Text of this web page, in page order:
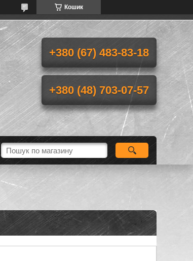
Кошик
+380 (67) 483-83-18
+380 (48) 703-07-57